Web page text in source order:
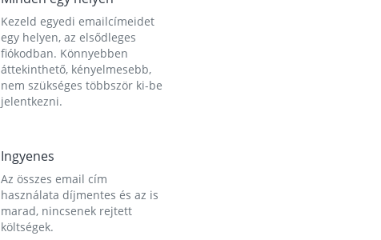
Kezeld egyedi emailcímeidet
egy helyen, az elsődleges
fiókodban. Könnyebben
áttekinthető, kényelmesebb,
nem szükséges többször ki-be
jelentkezni.
Ingyenes
Az összes email cím
használata díjmentes és az is
marad, nincsenek rejtett
költségek.